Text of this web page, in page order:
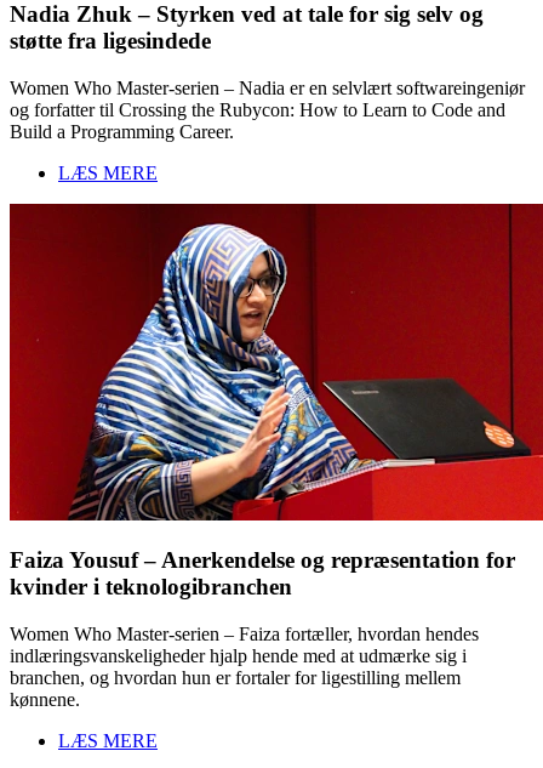
Nadia Zhuk – Styrken ved at tale for sig selv og
støtte fra ligesindede
Women Who Master-serien – Nadia er en selvlært softwareingeniør
og forfatter til Crossing the Rubycon: How to Learn to Code and
Build a Programming Career.
LÆS MERE
Faiza Yousuf – Anerkendelse og repræsentation for
kvinder i teknologibranchen
Women Who Master-serien – Faiza fortæller, hvordan hendes
indlæringsvanskeligheder hjalp hende med at udmærke sig i
branchen, og hvordan hun er fortaler for ligestilling mellem
kønnene.
LÆS MERE